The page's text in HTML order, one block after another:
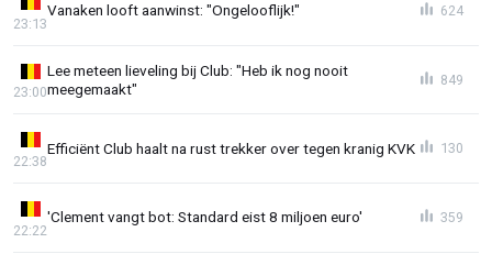
Vanaken looft aanwinst: "Ongelooflijk!"
23:13
624
Lee meteen lieveling bij Club: "Heb ik nog nooit
meegemaakt"
23:00
849
Efficiënt Club haalt na rust trekker over tegen kranig KVK
22:38
130
'Clement vangt bot: Standard eist 8 miljoen euro'
22:22
359